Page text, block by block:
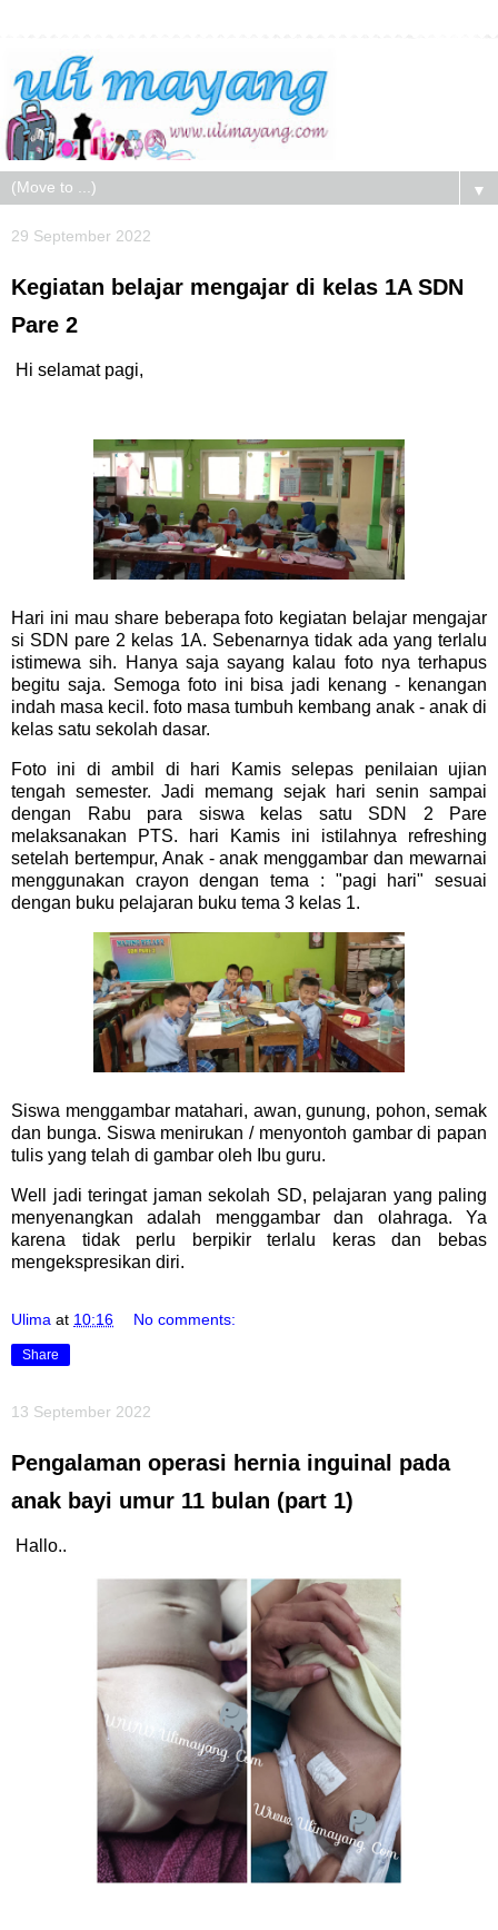
▼
29 September 2022
Kegiatan belajar mengajar di kelas 1A SDN
Pare 2
Hi selamat pagi,
Hari ini mau share beberapa foto kegiatan belajar mengajar
si SDN pare 2 kelas 1A. Sebenarnya tidak ada yang terlalu
istimewa sih. Hanya saja sayang kalau foto nya terhapus
begitu saja. Semoga foto ini bisa jadi kenang - kenangan
indah masa kecil. foto masa tumbuh kembang anak - anak di
kelas satu sekolah dasar.
Foto ini di ambil di hari Kamis selepas penilaian ujian
tengah semester. Jadi memang sejak hari senin sampai
dengan Rabu para siswa kelas satu SDN 2 Pare
melaksanakan PTS. hari Kamis ini istilahnya refreshing
setelah bertempur, Anak - anak menggambar dan mewarnai
menggunakan crayon dengan tema : "pagi hari" sesuai
dengan buku pelajaran buku tema 3 kelas 1.
Siswa menggambar matahari, awan, gunung, pohon, semak
dan bunga. Siswa menirukan / menyontoh gambar di papan
tulis yang telah di gambar oleh Ibu guru.
Well jadi teringat jaman sekolah SD, pelajaran yang paling
menyenangkan adalah menggambar dan olahraga. Ya
karena tidak perlu berpikir terlalu keras dan bebas
mengekspresikan diri.
Ulima at 10:16 No comments:
Share
13 September 2022
Pengalaman operasi hernia inguinal pada
anak bayi umur 11 bulan (part 1)
Hallo..